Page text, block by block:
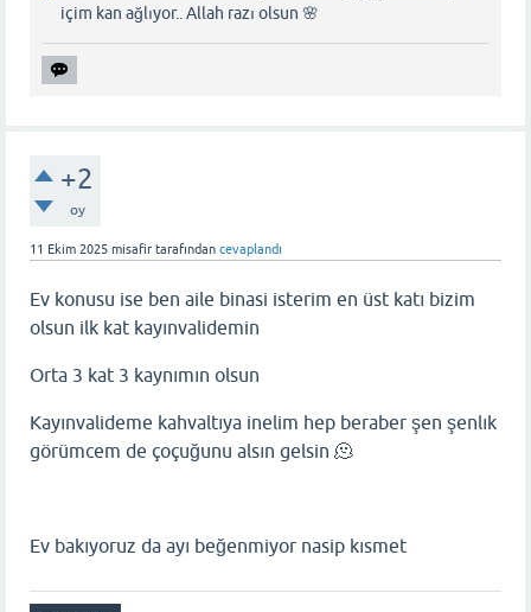
içim kan ağlıyor.. Allah razı olsun 🌸
+2
oy
11 Ekim 2025 misafir tarafından cevaplandı
Ev konusu ise ben aile binasi isterim en üst katı bizim
olsun ilk kat kayınvalidemin
Orta 3 kat 3 kaynımın olsun
Kayınvalideme kahvaltıya inelim hep beraber şen şenlık
görümcem de çoçuğunu alsın gelsin 🫠
Ev bakıyoruz da ayı beğenmiyor nasip kısmet